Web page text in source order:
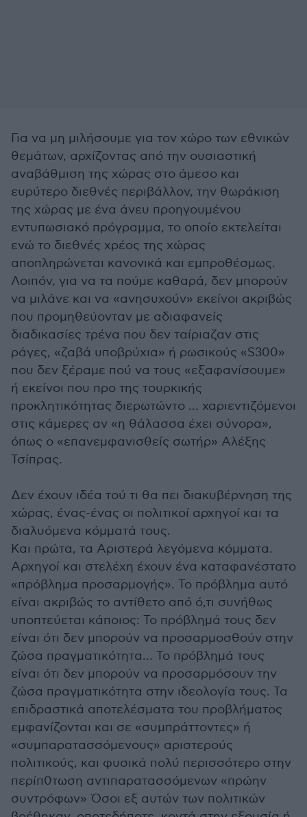
Για να μη μιλήσουμε για τον χώρο των εθνικών
θεμάτων, αρχίζοντας από την ουσιαστική
αναβάθμιση της χώρας στο άμεσο και
ευρύτερο διεθνές περιβάλλον, την θωράκιση
της χώρας με ένα άνευ προηγουμένου
εντυπωσιακό πρόγραμμα, το οποίο εκτελείται
ενώ το διεθνές χρέος της χώρας
αποπληρώνεται κανονικά και εμπροθέσμως.
Λοιπόν, για να τα πούμε καθαρά, δεν μπορούν
να μιλάνε και να «ανησυχούν» εκείνοι ακριβώς
που προμηθεύονταν με αδιαφανείς
διαδικασίες τρένα που δεν ταίριαζαν στις
ράγες, «ζαβά υποβρύχια» ή ρωσικούς «S300»
που δεν ξέραμε πού να τους «εξαφανίσουμε»
ή εκείνοι που προ της τουρκικής
προκλητικότητας διερωτώντο … χαριεντιζόμενοι
στις κάμερες αν «η θάλασσα έχει σύνορα»,
όπως ο «επανεμφανισθείς σωτήρ» Αλέξης
Τσίπρας.
Δεν έχουν ιδέα τού τι θα πει διακυβέρνηση της
χώρας, ένας-ένας οι πολιτικοί αρχηγοί και τα
διαλυόμενα κόμματά τους.
Και πρώτα, τα Αριστερά λεγόμενα κόμματα.
Αρχηγοί και στελέχη έχουν ένα καταφανέστατο
«πρόβλημα προσαρμογής». Το πρόβλημα αυτό
είναι ακριβώς το αντίθετο από ό,τι συνήθως
υποπτεύεται κάποιος: Το πρόβλημά τους δεν
είναι ότι δεν μπορούν να προσαρμοσθούν στην
ζώσα πραγματικότητα… Το πρόβλημά τους
είναι ότι δεν μπορούν να προσαρμόσουν την
ζώσα πραγματικότητα στην ιδεολογία τους. Τα
επιδραστικά αποτελέσματα του προβλήματος
εμφανίζονται και σε «συμπράττοντες» ή
«συμπαρατασσόμενους» αριστερούς
πολιτικούς, και φυσικά πολύ περισσότερο στην
περίπ0τωση αντιπαρατασσόμενων «πρώην
συντρόφων» Όσοι εξ αυτών των πολιτικών